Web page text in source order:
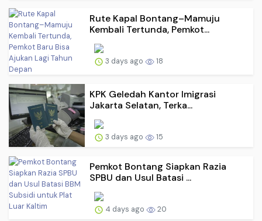
Rute Kapal Bontang–Mamuju
Kembali Tertunda, Pemkot...
3 days ago 18
KPK Geledah Kantor Imigrasi
Jakarta Selatan, Terka...
3 days ago 15
Pemkot Bontang Siapkan Razia
SPBU dan Usul Batasi ...
4 days ago 20